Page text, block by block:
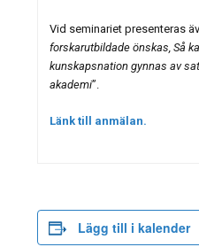
Vid seminariet presenteras
forskarutbildade önskas, Så
kunskapsnation gynnas av
akademi”.
Länk till anmälan.
Lägg till i kalender